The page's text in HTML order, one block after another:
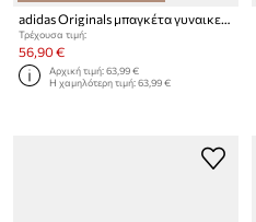
Τρέχουσα τιμή:
56,90 €
Αρχική τιμή:63,99 €
Η χαμηλότερη τιμή:63,99 €